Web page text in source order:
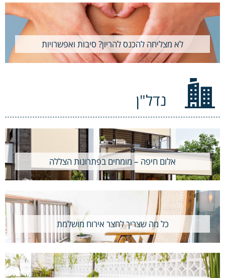
לא מצליחה להכנס להריון? סיבות ואפשרויות
נדל"ן
אלום חיפה – מומחים בפתרונות הצללה
כל מה שצריך לחצר אירוח מושלמת